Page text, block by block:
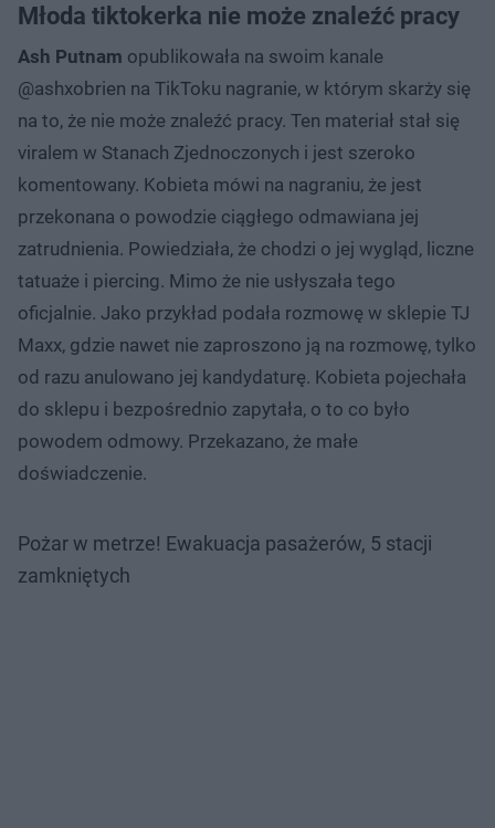
Młoda tiktokerka nie może znaleźć pracy
Ash Putnam opublikowała na swoim kanale
@ashxobrien na TikToku nagranie, w którym skarży się
na to, że nie może znaleźć pracy. Ten materiał stał się
viralem w Stanach Zjednoczonych i jest szeroko
komentowany. Kobieta mówi na nagraniu, że jest
przekonana o powodzie ciągłego odmawiana jej
zatrudnienia. Powiedziała, że chodzi o jej wygląd, liczne
tatuaże i piercing. Mimo że nie usłyszała tego
oficjalnie. Jako przykład podała rozmowę w sklepie TJ
Maxx, gdzie nawet nie zaproszono ją na rozmowę, tylko
od razu anulowano jej kandydaturę. Kobieta pojechała
do sklepu i bezpośrednio zapytała, o to co było
powodem odmowy. Przekazano, że małe
doświadczenie.
Pożar w metrze! Ewakuacja pasażerów, 5 stacji
zamkniętych